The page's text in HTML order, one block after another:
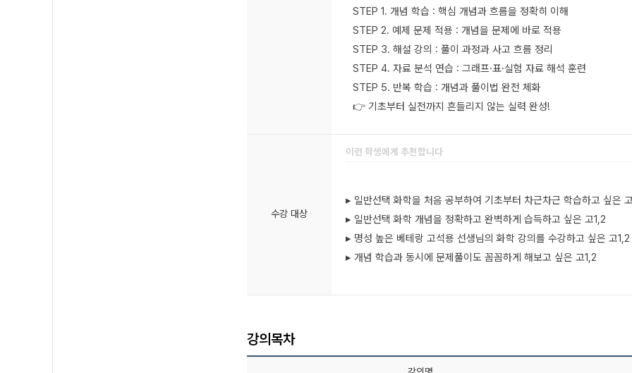
STEP 1. 개념 학습 : 핵심 개념과 흐름을 정확히 이해
STEP 2. 예제 문제 적용 : 개념을 문제에 바로 적용
STEP 3. 해설 강의 : 풀이 과정과 사고 흐름 정리
STEP 4. 자료 분석 연습 : 그래프·표·실험 자료 해석 훈련
STEP 5. 반복 학습 : 개념과 풀이법 완전 체화
👉 기초부터 실전까지 흔들리지 않는 실력 완성!
수강 대상
이런 학생에게 추천합니다
▸ 일반선택 화학을 처음 공부하여 기초부터 차근차근 학습하고 싶은
▸ 일반선택 화학 개념을 정확하고 완벽하게 습득하고 싶은 고1,2
▸ 명성 높은 베테랑 고석용 선생님의 화학 강의를 수강하고 싶은 고1,2
▸ 개념 학습과 동시에 문제풀이도 꼼꼼하게 해보고 싶은 고1,2
강의목차